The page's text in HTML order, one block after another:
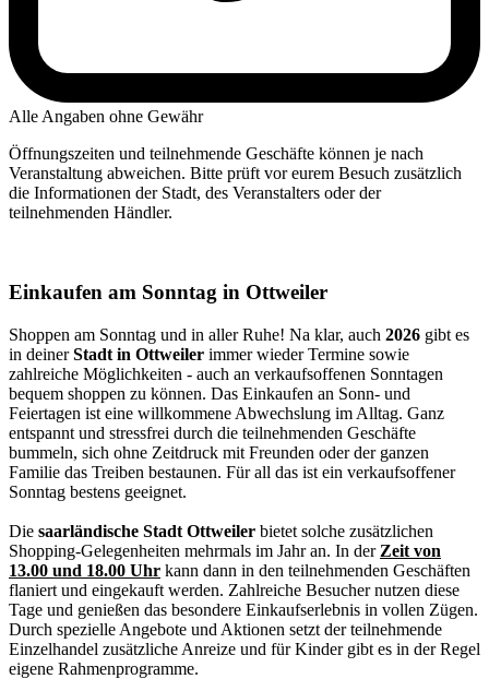
Alle Angaben ohne Gewähr
Öffnungszeiten und teilnehmende Geschäfte können je nach
Veranstaltung abweichen. Bitte prüft vor eurem Besuch zusätzlich
die Informationen der Stadt, des Veranstalters oder der
teilnehmenden Händler.
Einkaufen am Sonntag in Ottweiler
Shoppen am Sonntag und in aller Ruhe! Na klar, auch 2026 gibt es
in deinerStadt in Ottweiler immer wieder Termine sowie
zahlreiche Möglichkeiten - auch an verkaufsoffenen Sonntagen
bequem shoppen zu können. Das Einkaufen an Sonn- und
Feiertagen ist eine willkommene Abwechslung im Alltag. Ganz
entspannt und stressfrei durch die teilnehmenden Geschäfte
bummeln, sich ohne Zeitdruck mit Freunden oder der ganzen
Familie das Treiben bestaunen. Für all das ist ein verkaufsoffener
Sonntag bestens geeignet.
Die saarländische Stadt Ottweiler bietet solche zusätzlichen
Shopping-Gelegenheiten mehrmals im Jahr an. In der Zeit von
13.00 und 18.00 Uhr kann dann in den teilnehmenden Geschäften
flaniert und eingekauft werden. Zahlreiche Besucher nutzen diese
Tage und genießen das besondere Einkaufserlebnis in vollen Zügen.
Durch spezielle Angebote und Aktionen setzt der teilnehmende
Einzelhandel zusätzliche Anreize und für Kinder gibt es in der Regel
eigene Rahmenprogramme.